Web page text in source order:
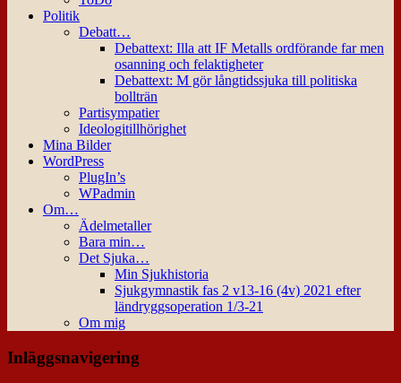
Politik
Debatt…
Debattext: Illa att IF Metalls ordförande far men
osanning och felaktigheter
Debattext: M gör långtidssjuka till politiska
bollträn
Partisympatier
Ideologitillhörighet
Mina Bilder
WordPress
PlugIn’s
WPadmin
Om…
Ädelmetaller
Bara min…
Det Sjuka…
Min Sjukhistoria
Sjukgymnastik fas 2 v13-16 (4v) 2021 efter
ländryggsoperation 1/3-21
Om mig
Inläggsnavigering